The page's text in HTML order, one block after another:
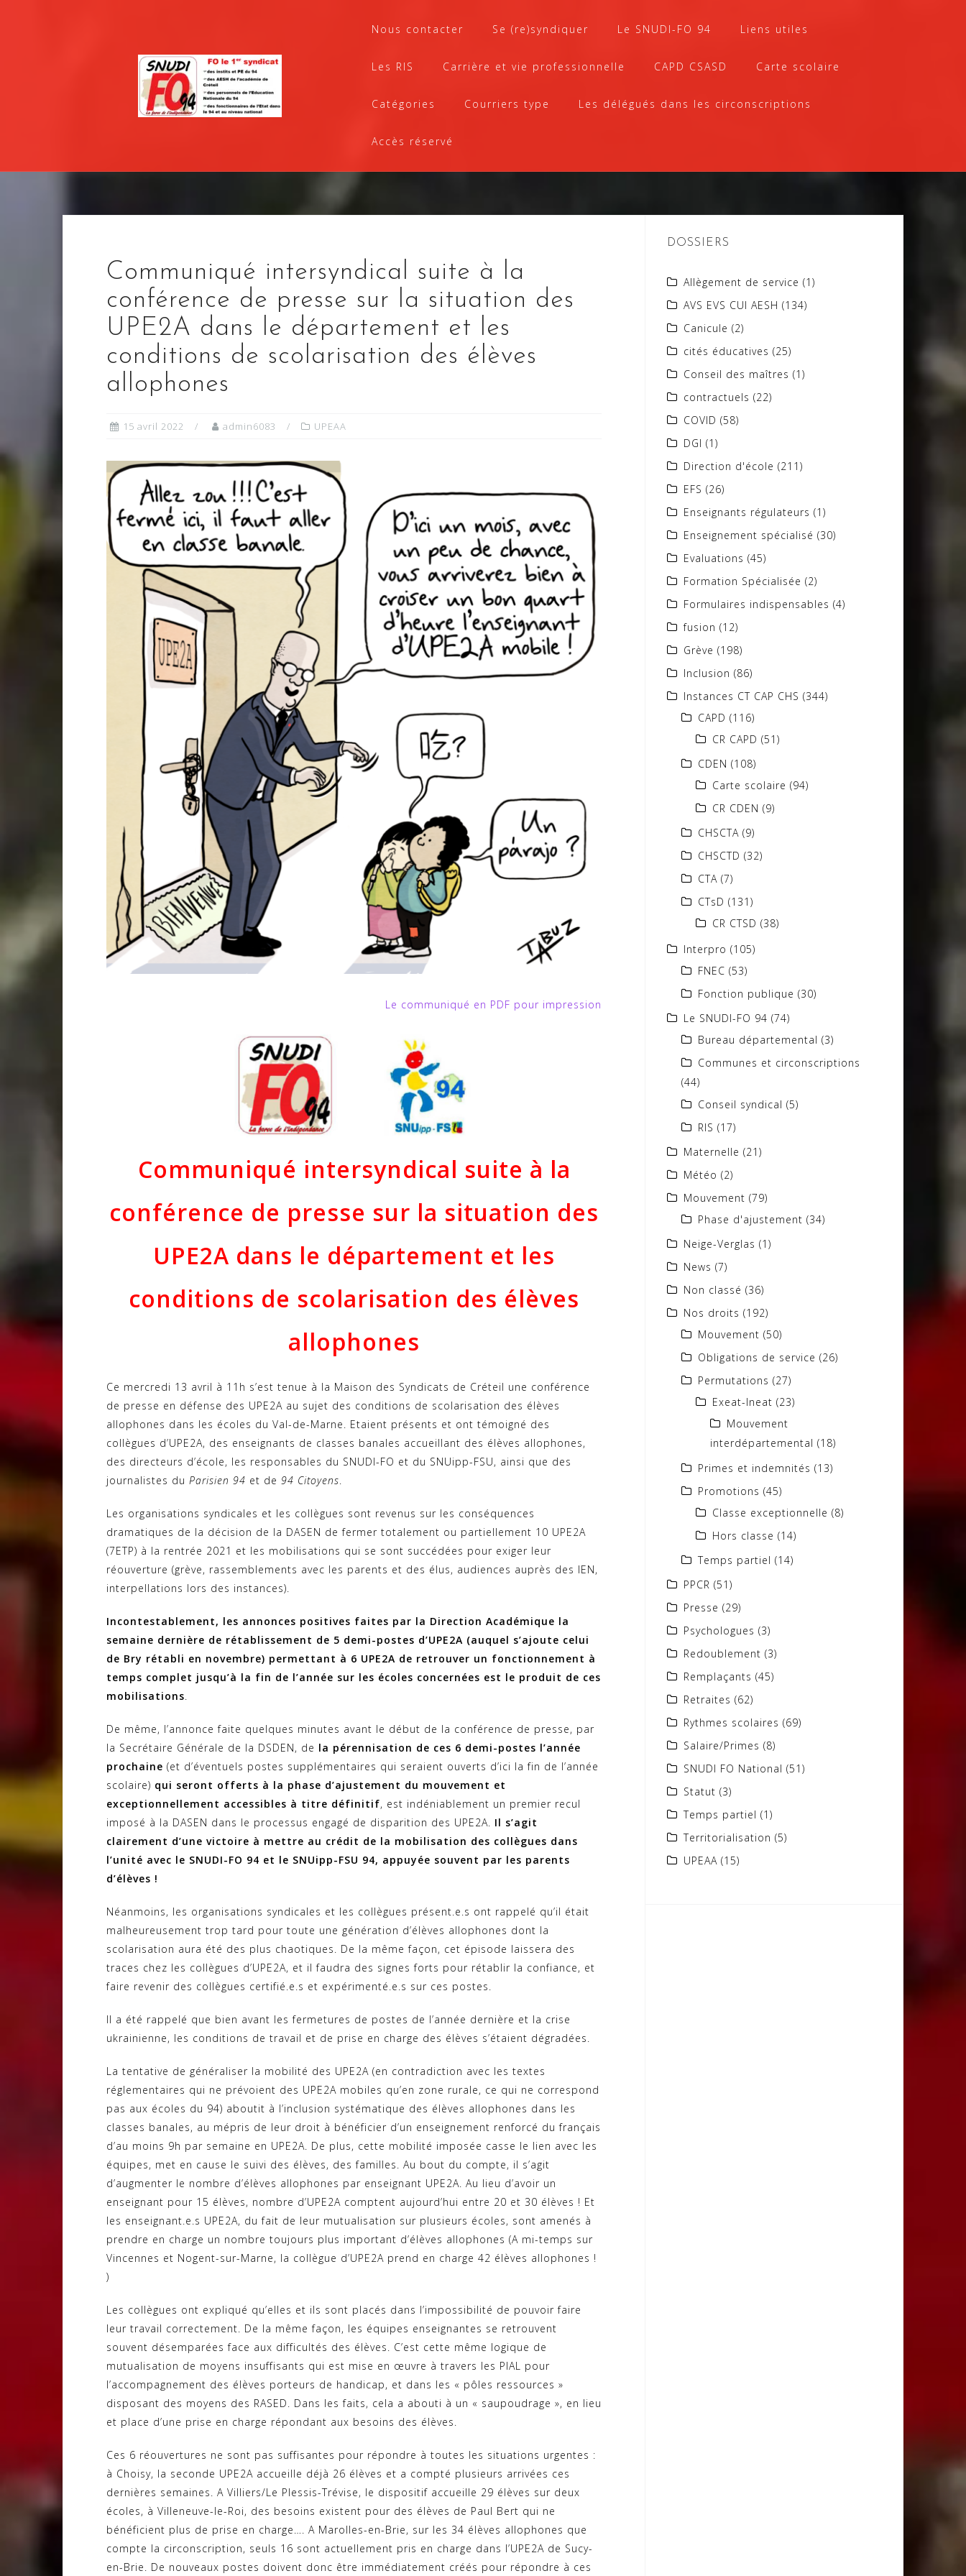
Nous contacter Se (re)syndiquer Le SNUDI-FO 94 Liens utiles
Les RIS Carrière et vie professionnelle CAPD CSASD Carte scolaire
Catégories Courriers type Les délégués dans les circonscriptions
Accès réservé
Communiqué intersyndical suite à la
conférence de presse sur la situation des
UPE2A dans le département et les
conditions de scolarisation des élèves
allophones
15 avril 2022 admin6083 UPEAA
Le communiqué en PDF pour impression
Communiqué intersyndical suite à la
conférence de presse sur la situation des
UPE2A dans le département et les
conditions de scolarisation des élèves
allophones
Ce mercredi 13 avril à 11h s’est tenue à la Maison des Syndicats de Créteil une conférence
de presse en défense des UPE2A au sujet des conditions de scolarisation des élèves
allophones dans les écoles du Val-de-Marne. Etaient présents et ont témoigné des
collègues d’UPE2A, des enseignants de classes banales accueillant des élèves allophones,
des directeurs d’école, les responsables du SNUDI-FO et du SNUipp-FSU, ainsi que des
journalistes du Parisien 94 et de 94 Citoyens
Les organisations syndicales et les collègues sont revenus sur les conséquences
dramatiques de la décision de la DASEN de fermer totalement ou partiellement 10 UPE2A
(7ETP) à la rentrée 2021 et les mobilisations qui se sont succédées pour exiger leur
réouverture (grève, rassemblements avec les parents et des élus, audiences auprès des IEN,
interpellations lors des instances).
Incontestablement, les annonces positives faites par la Direction Académique la
semaine dernière de rétablissement de 5 demi-postes d’UPE2A (auquel s’ajoute celui
de Bry rétabli en novembre) permettant à 6 UPE2A de retrouver un fonctionnement à
temps complet jusqu’à la fin de l’année sur les écoles concernées est le produit de ces
mobilisations
De même, l’annonce faite quelques minutes avant le début de la conférence de presse, par
la Secrétaire Générale de la DSDEN, de la pérennisation de ces 6 demi-postes l’année
prochaine (et d’éventuels postes supplémentaires qui seraient ouverts d’ici la fin de l’année
scolaire) qui seront offerts à la phase d’ajustement du mouvement et
exceptionnellement accessibles à titre définitif, est indéniablement un premier recul
imposé à la DASEN dans le processus engagé de disparition des UPE2A. Il s’agit
clairement d’une victoire à mettre au crédit de la mobilisation des collègues dans
l’unité avec le SNUDI-FO 94 et le SNUipp-FSU 94, appuyée souvent par les parents
d’élèves !
Néanmoins, les organisations syndicales et les collègues présent.e.s ont rappelé qu’il était
malheureusement trop tard pour toute une génération d’élèves allophones dont la
scolarisation aura été des plus chaotiques. De la même façon, cet épisode laissera des
traces chez les collègues d’UPE2A, et il faudra des signes forts pour rétablir la confiance, et
faire revenir des collègues certifié.e.s et expérimenté.e.s sur ces postes.
Il a été rappelé que bien avant les fermetures de postes de l’année dernière et la crise
ukrainienne, les conditions de travail et de prise en charge des élèves s’étaient dégradées.
La tentative de généraliser la mobilité des UPE2A (en contradiction avec les textes
réglementaires qui ne prévoient des UPE2A mobiles qu’en zone rurale, ce qui ne correspond
pas aux écoles du 94) aboutit à l’inclusion systématique des élèves allophones dans les
classes banales, au mépris de leur droit à bénéficier d’un enseignement renforcé du français
d’au moins 9h par semaine en UPE2A. De plus, cette mobilité imposée casse le lien avec les
équipes, met en cause le suivi des élèves, des familles. Au bout du compte, il s’agit
d’augmenter le nombre d’élèves allophones par enseignant UPE2A. Au lieu d’avoir un
enseignant pour 15 élèves, nombre d’UPE2A comptent aujourd’hui entre 20 et 30 élèves ! Et
les enseignant.e.s UPE2A, du fait de leur mutualisation sur plusieurs écoles, sont amenés à
prendre en charge un nombre toujours plus important d’élèves allophones (A mi-temps sur
Vincennes et Nogent-sur-Marne, la collègue d’UPE2A prend en charge 42 élèves allophones !
)
Les collègues ont expliqué qu’elles et ils sont placés dans l’impossibilité de pouvoir faire
leur travail correctement. De la même façon, les équipes enseignantes se retrouvent
souvent désemparées face aux difficultés des élèves. C’est cette même logique de
mutualisation de moyens insuffisants qui est mise en œuvre à travers les PIAL pour
l’accompagnement des élèves porteurs de handicap, et dans les « pôles ressources »
disposant des moyens des RASED. Dans les faits, cela a abouti à un « saupoudrage », en lieu
et place d’une prise en charge répondant aux besoins des élèves.
Ces 6 réouvertures ne sont pas suffisantes pour répondre à toutes les situations urgentes :
à Choisy, la seconde UPE2A accueille déjà 26 élèves et a compté plusieurs arrivées ces
dernières semaines. A Villiers/Le Plessis-Trévise, le dispositif accueille 29 élèves sur deux
écoles, à Villeneuve-le-Roi, des besoins existent pour des élèves de Paul Bert qui ne
bénéficient plus de prise en charge…. A Marolles-en-Brie, sur les 34 élèves allophones que
compte la circonscription, seuls 16 sont actuellement pris en charge dans l’UPE2A de Sucy-
en-Brie. De nouveaux postes doivent donc être immédiatement créés pour répondre à ces
DOSSIERS
Allègement de service (1)
AVS EVS CUI AESH (134)
Canicule (2)
cités éducatives (25)
Conseil des maîtres (1)
contractuels (22)
COVID (58)
DGI (1)
Direction d'école (211)
EFS (26)
Enseignants régulateurs (1)
Enseignement spécialisé (30)
Evaluations (45)
Formation Spécialisée (2)
Formulaires indispensables (4)
fusion (12)
Grève (198)
Inclusion (86)
Instances CT CAP CHS (344)
CAPD (116)
CR CAPD (51)
CDEN (108)
Carte scolaire (94)
CR CDEN (9)
CHSCTA (9)
CHSCTD (32)
CTA (7)
CTsD (131)
CR CTSD (38)
Interpro (105)
FNEC (53)
Fonction publique (30)
Le SNUDI-FO 94 (74)
Bureau départemental (3)
Communes et circonscriptions
(44)
Conseil syndical (5)
RIS (17)
Maternelle (21)
Météo (2)
Mouvement (79)
Phase d'ajustement (34)
Neige-Verglas (1)
News (7)
Non classé (36)
Nos droits (192)
Mouvement (50)
Obligations de service (26)
Permutations (27)
Exeat-Ineat (23)
Mouvement
interdépartemental (18)
Primes et indemnités (13)
Promotions (45)
Classe exceptionnelle (8)
Hors classe (14)
Temps partiel (14)
PPCR (51)
Presse (29)
Psychologues (3)
Redoublement (3)
Remplaçants (45)
Retraites (62)
Rythmes scolaires (69)
Salaire/Primes (8)
SNUDI FO National (51)
Statut (3)
Temps partiel (1)
Territorialisation (5)
UPEAA (15)